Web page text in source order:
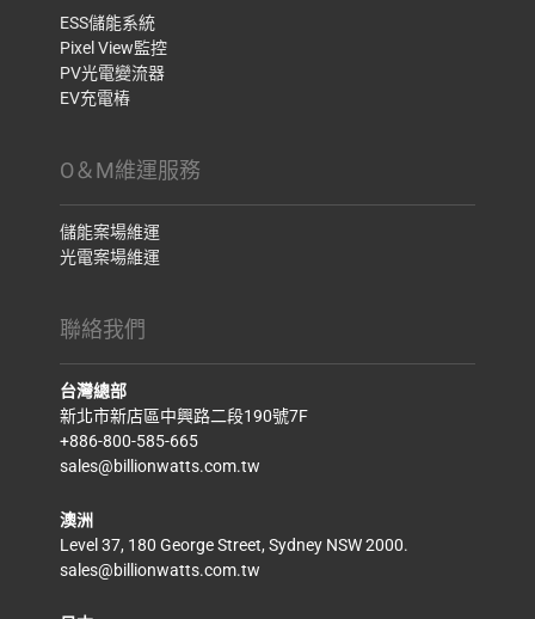
ESS儲能系統
Pixel View監控
PV光電變流器
EV充電樁
O＆M維運服務
儲能案場維運
光電案場維運
聯絡我們
台灣總部
新北市新店區中興路二段190號7F
+886-800-585-665
sales@billionwatts.com.tw
澳洲
Level 37, 180 George Street, Sydney NSW 2000.
sales@billionwatts.com.tw